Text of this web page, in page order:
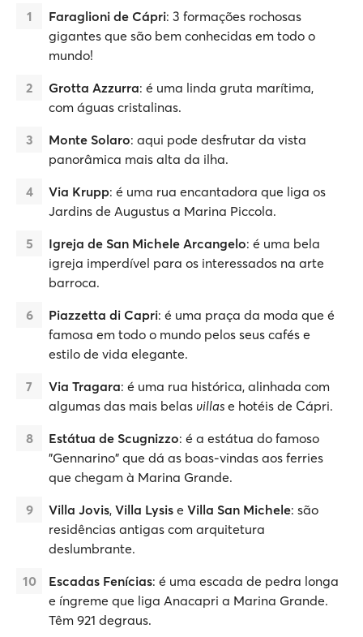
Faraglioni de Cápri: 3 formações rochosas
gigantes que são bem conhecidas em todo o
mundo!
Grotta Azzurra: é uma linda gruta marítima,
com águas cristalinas.
Monte Solaro: aqui pode desfrutar da vista
panorâmica mais alta da ilha.
Via Krupp: é uma rua encantadora que liga os
Jardins de Augustus a Marina Piccola.
Igreja de San Michele Arcangelo: é uma bela
igreja imperdível para os interessados na arte
barroca.
Piazzetta di Capri: é uma praça da moda que é
famosa em todo o mundo pelos seus cafés e
estilo de vida elegante.
Via Tragara: é uma rua histórica, alinhada com
algumas das mais belas villas e hotéis de Cápri.
Estátua de Scugnizzo: é a estátua do famoso
"Gennarino" que dá as boas-vindas aos ferries
que chegam à Marina Grande.
Villa Jovis, Villa Lysis e Villa San Michele: são
residências antigas com arquitetura
deslumbrante.
Escadas Fenícias: é uma escada de pedra longa
e íngreme que liga Anacapri a Marina Grande.
Têm 921 degraus.